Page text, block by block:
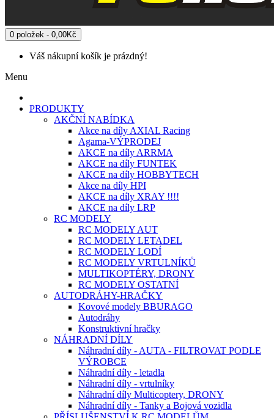
0 položek - 0,00Kč
Váš nákupní košík je prázdný!
Menu
PRODUKTY
AKČNÍ NABÍDKA
Akce na díly AXIAL Racing
Agama-VÝPRODEJ
AKCE na díly ARRMA
AKCE na díly FUNTEK
AKCE na díly HOBBYTECH
Akce na díly HPI
AKCE na díly XRAY !!!!
AKCE na díly LRP
RC MODELY
RC MODELY AUT
RC MODELY LETADEL
RC MODELY LODÍ
RC MODELY VRTULNÍKŮ
MULTIKOPTÉRY, DRONY
RC MODELY OSTATNÍ
AUTODRÁHY-HRAČKY
Kovové modely BBURAGO
Autodráhy
Konstruktivní hračky
NÁHRADNÍ DÍLY
Náhradní díly - AUTA - FILTROVAT PODLE
VÝROBCE
Náhradní díly - letadla
Náhradní díly - vrtulníky
Náhradní díly Multicoptery, DRONY
Náhradní díly - Tanky a Bojová vozidla